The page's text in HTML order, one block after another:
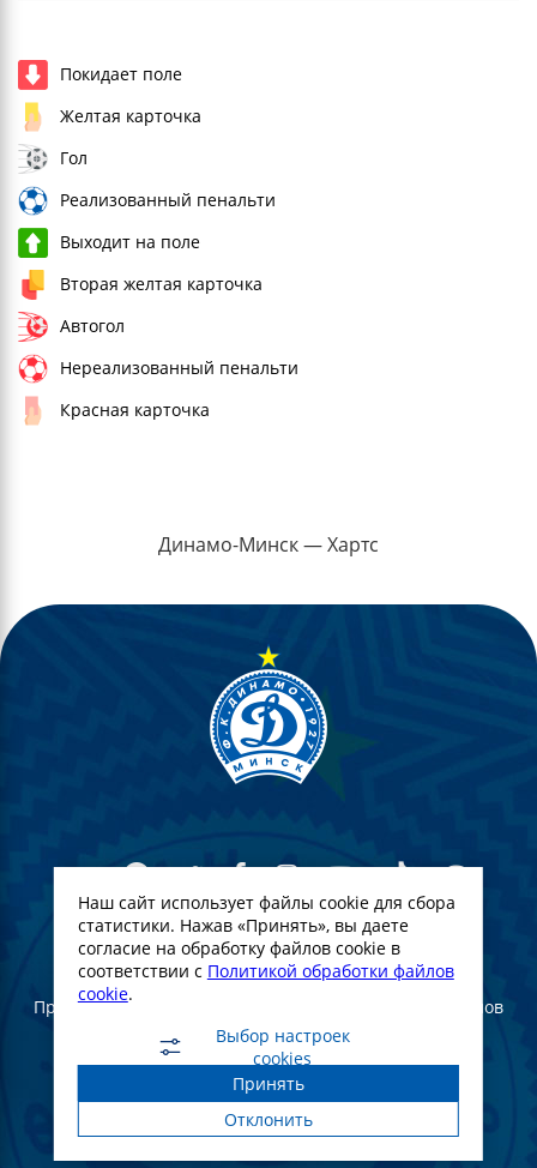
Покидает поле
Желтая карточка
Гол
Реализованный пенальти
Выходит на поле
Вторая желтая карточка
Автогол
Нереализованный пенальти
Красная карточка
Динамо-Минск — Хартс
© Футбольный Клуб Динамо-Минск. 2022
При полном или частичном использовании материалов
ссылка на официальный сайт ФК Динамо Минск
обязательна
Создание и продвижение сайта -
WebGroup.PRO
Наш сайт использует файлы cookie для сбора
статистики. Нажав «Принять», вы даете
согласие на обработку файлов cookie в
соответствии с Политикой обработки файлов
cookie.
Выбор настроек
cookies
Принять
Отклонить